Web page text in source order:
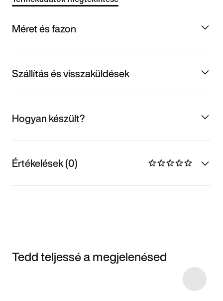
Méret és fazon
Szállítás és visszaküldések
Hogyan készült?
Értékelések (0)
Tedd teljessé a megjelenésed